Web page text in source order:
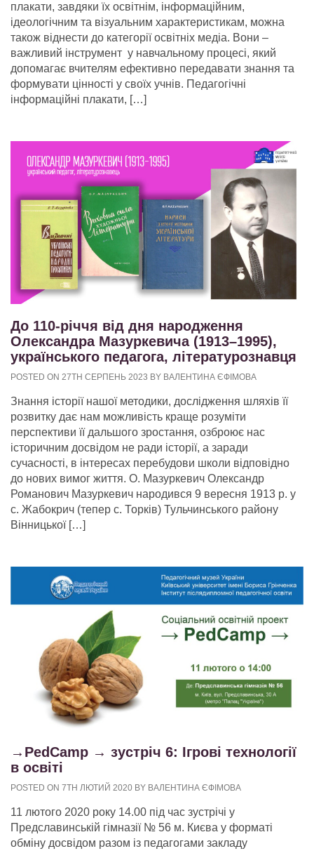
плакати, завдяки їх освітнім, інформаційним,
ідеологічним та візуальним характеристикам, можна
також віднести до категорії освітніх медіа. Вони –
важливий інструмент у навчальному процесі, який
допомагає вчителям ефективно передавати знання та
формувати цінності у своїх учнів. Педагогічні
інформаційні плакати, […]
До 110-річчя від дня народження
Олександра Мазуркевича (1913–1995),
українського педагога, літературознавця
POSTED ON 27TH СЕРПЕНЬ 2023 BY ВАЛЕНТИНА ЄФІМОВА
Знання історії нашої методики, дослідження шляхів її
розвитку дає нам можливість краще розуміти
перспективи її дальшого зростання, озброює нас
історичним досвідом не ради історії, а заради
сучасності, в інтересах перебудови школи відповідно
до нових вимог життя. О. Мазуркевич Олександр
Романович Мазуркевич народився 9 вересня 1913 р. у
с. Жабокрич (тепер с. Торків) Тульчинського району
Вінницької […]
→PedCamp → зустріч 6: Ігрові технології
в освіті
POSTED ON 7TH ЛЮТИЙ 2020 BY ВАЛЕНТИНА ЄФІМОВА
11 лютого 2020 року 14.00 під час зустрічі у
Предславинській гімназії № 56 м. Києва у форматі
обміну досвідом разом із педагогами закладу